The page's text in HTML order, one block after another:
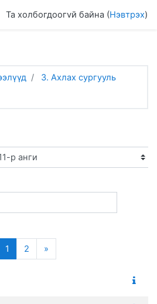
хэсэг
Та холбогдоогvй байна (Нэвтрэх)
3. Ахлах сургууль
1 (current)
2 »Дараагийн